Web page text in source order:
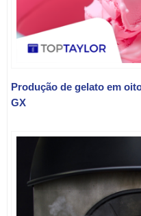
Produção de gelato em
GX